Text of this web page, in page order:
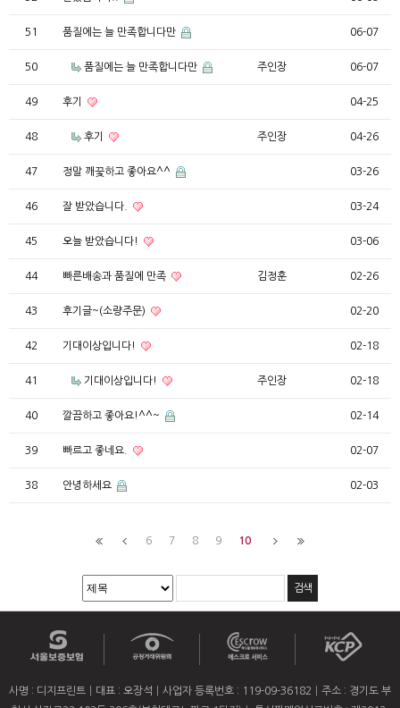
51 품질에는 늘 만족합니다만 06-07
50 품질에는 늘 만족합니다만 주인장 06-07
49 후기 04-25
48 후기 주인장 04-26
47 정말 깨끛하고 좋아요^^ 03-26
46 잘 받았습니다. 03-24
45 오늘 받았습니다! 03-06
44 빠른배송과 품질에 만족 김정훈 02-26
43 후기글~(소량주문) 02-20
42 기대이상입니다! 02-18
41 기대이상입니다! 주인장 02-18
40 깔끔하고 좋아요!^^~ 02-14
39 빠르고 좋네요. 02-07
38 안녕하세요 02-03
6 7 8 9 10
사명 : 디지프린트 대표 : 오장석 사업자 등록번호 : 119-09-36182
주소 : 경기도 부